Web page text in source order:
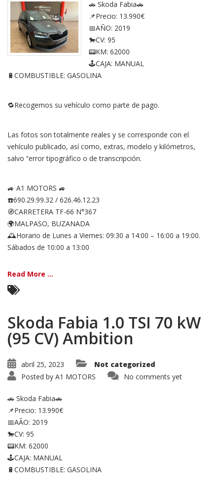
1.0
TSI
70
(95
🚗 Skoda Fabia🚗
📌Precio: 13.990€
📅AÑO: 2019
🐎CV: 95
📟KM: 62000
🕹CAJA: MANUAL
🔋COMBUSTIBLE: GASOLINA
🔁Recogemos su vehículo como parte de pago.
Las fotos son totalmente reales y se corresponde con el
vehículo publicado, así como, extras, modelo y kilómetros,
salvo “error tipográfico o de transcripción.
🚙 A1 MOTORS 🚙
☎️690.29.99.32 / 626.46.12.23
🧭CARRETERA TF-66 N°367
🌍MALPASO, BUZANADA
🕰Horario de Lunes a Viernes: 09:30 a 14:00 – 16:00 a 19:00.
Sábados de 10:00 a 13:00
Read More ...
Skoda Fabia 1.0 TSI 70 kW
(95 CV) Ambition
abril 25, 2023
Not categorized
Posted by A1 MOTORS No comments yet
🚗 Skoda Fabia🚗
📌Precio: 13.990€
📅AÃO: 2019
🐎CV: 95
📟KM: 62000
🕹CAJA: MANUAL
🔋COMBUSTIBLE: GASOLINA